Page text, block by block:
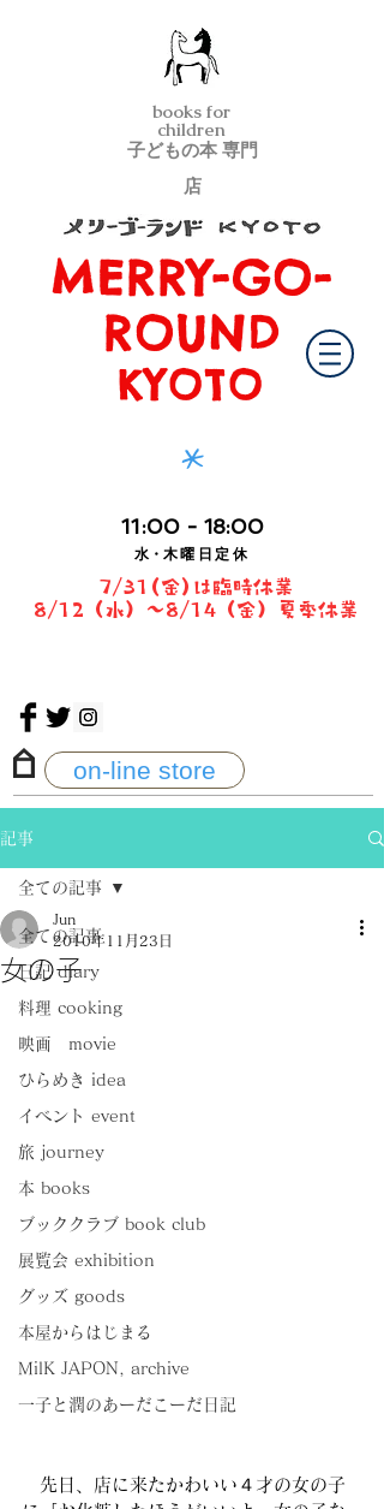
子どもの本 専門
店
books for
children
メリーゴーランド京都
MERRY-GO-
ROUND
KYOTO
*
11 :00 - 18:00
水・ 木曜日定休
7/31(金)は臨時休業
8/12（水）〜8/14（金）夏季休業
on-line store
記事
全ての記事
日記 diary
料理 cooking
映画 movie
ひらめき idea
イベント event
旅 journey
本 books
ブッククラブ book club
展覧会 exhibition
グッズ goods
本屋からはじまる
MilK JAPON, archive
一子と潤のあーだこーだ日記
全ての記事
女の子
Jun
2010年11月23日
先日、店に来たかわいい４才の女の子